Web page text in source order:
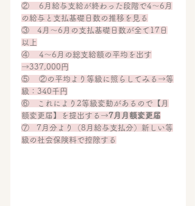
②    6月給与支給が終わった段階で4～6月
の給与と支払基礎日数の推移を見る
③　4月～6月の支払基礎日数が全て17日
以上
④    4～6月の総支給額の平均を出す
→337,000円
⑤    ②の平均より等級に照らしてみる→等
級：340千円
⑥　これにより2等級変動があるので【月
額変更届】を提出する→7月月額変更届
⑦   7月分より（8月給与支払分）新しい等
級の社会保険料で控除する